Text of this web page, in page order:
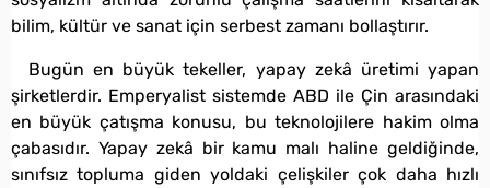
bilim, kültür ve sanat için serbest zamanı bollaştırır.
Bugün en büyük tekeller, yapay zekâ üretimi yapan
şirketlerdir. Emperyalist sistemde ABD ile Çin arasındaki
en büyük çatışma konusu, bu teknolojilere hakim olma
çabasıdır. Yapay zekâ bir kamu malı haline geldiğinde,
sınıfsız topluma giden yoldaki çelişkiler çok daha hızlı